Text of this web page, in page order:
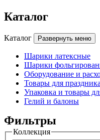
Каталог
Каталог Развернуть меню
Шарики латексные
Шарики
Оборудование и
Товары для
Упаковка и товары
Гелий и балоны
Фильтры
Коллекция